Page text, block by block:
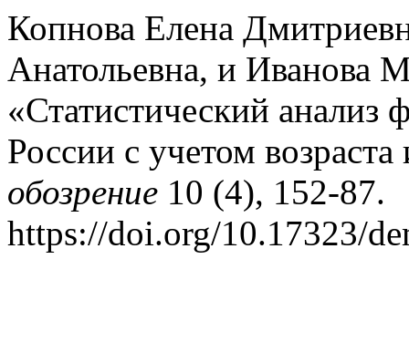
Копнова Елена
Анатольевна, и Иванова
«Статистический анализ
России с учетом
обозрение 10 (4), 152-87.
https://doi.org/10.17323/